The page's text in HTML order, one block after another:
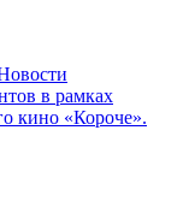
в рамках
кино «Короче».